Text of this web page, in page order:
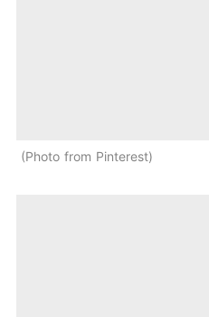
Photo from Pinterest